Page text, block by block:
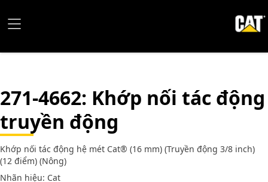
271-4662: Khớp nối tác động
truyền động
Khớp nối tác động hệ mét Cat® (16 mm) (Truyền động 3/8 inch)
(12 điểm) (Nông)
Nhãn hiệu: Cat